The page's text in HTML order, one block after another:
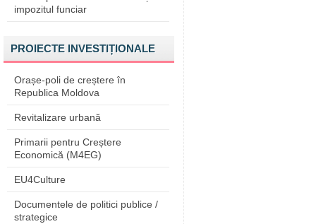
impozitul funciar
PROIECTE INVESTIȚIONALE
Orașe-poli de creștere în
Republica Moldova
Revitalizare urbană
Primarii pentru Creștere
Economică (M4EG)
EU4Culture
Documentele de politici publice /
strategice